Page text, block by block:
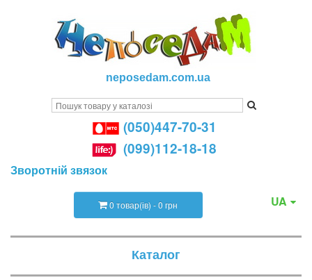
neposedam.com.ua
(050)447-70-31
(099)112-18-18
Зворотній звязок
UA
0 товар(ів) - 0 грн
Каталог